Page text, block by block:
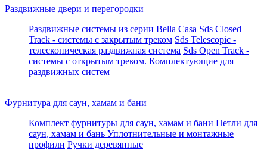
Раздвижные двери и перегородки
Раздвижные системы из серии Bella Casa Sds Closed
Track - системы с закрытым треком Sds Telescopic -
телескопическая раздвижная система Sds Open Track -
системы с открытым треком. Комплектующие для
раздвижных систем
Фурнитура для саун, хамам и бани
Комплект фурнитуры для саун, хамам и бани Петли для
саун, хамам и бань Уплотнительные и монтажные
профили Ручки деревянные